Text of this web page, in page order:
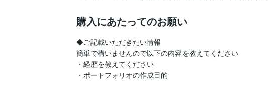
購入にあたってのお願い
◆ご記載いただきたい情報
簡単で構いませんので以下の内容を教えてください
・経歴を教えてください
・ポートフォリオの作成目的